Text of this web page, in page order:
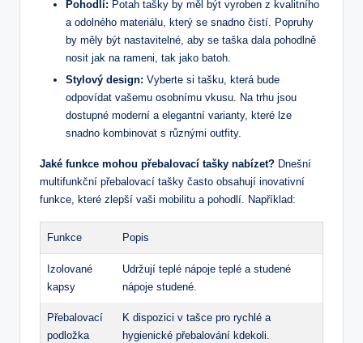
Pohodlí: Potah tašky by ‌měl být vyroben‍ z kvalitního
a odolného materiálu, ‍který se snadno ⁢čistí. Popruhy
by ⁤měly být nastavitelné, aby se taška‍ dala pohodlně
nosit jak na⁢ rameni, tak jako batoh.
Stylový design: Vyberte si tašku, která bude
odpovídat⁣ vašemu osobnímu ​vkusu.​ Na trhu jsou
dostupné moderní a elegantní varianty, které‌ lze
snadno kombinovat s různými outfity.
Jaké funkce mohou přebalovací tašky nabízet? Dnešní
‌multifunkční přebalovací tašky často obsahují ‌inovativní⁣
funkce, které zlepší vaši mobilitu a pohodlí. Například:
Funkce Popis
Izolované
kapsy
Udržují teplé nápoje teplé ⁤a studené
nápoje studené.
Přebalovací
podložka
K dispozici v ‍tašce pro rychlé a
hygienické přebalování kdekoli.